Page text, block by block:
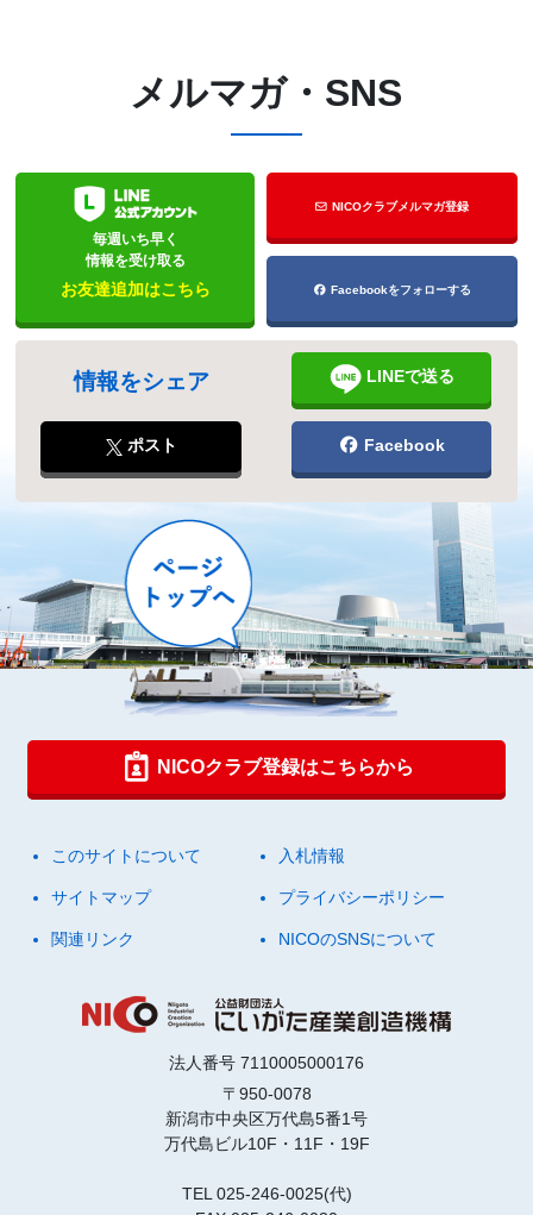
メルマガ・SNS
毎週いち早く
情報を受け取る
お友達追加はこちら
NICOクラブメルマガ登録
Facebookをフォローする
情報をシェア LINEで送る
ポスト Facebook
NICOクラブ登録はこちらから
このサイトについて 入札情報
サイトマップ プライバシーポリシー
関連リンク NICOのSNSについて
法人番号 7110005000176
〒950-0078
新潟市中央区万代島5番1号
万代島ビル10F・11F・19F
TEL 025-246-0025(代)